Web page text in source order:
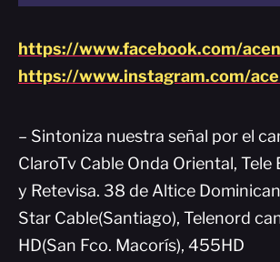
https://www.facebook.com/
https://www.instagram.com/
– Sintoniza nuestra señal por el
ClaroTv Cable Onda Oriental, Tele
y Retevisa. 38 de Altice
Star Cable(Santiago), Telenord
HD(San Fco. Macorís), 455HD